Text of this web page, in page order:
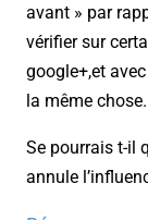
avant » par
vérifier sur
google+,et
la même chose.
Se pourrais t-il
annule